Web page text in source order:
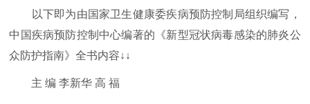
以下即为由国家卫生健康委疾病预防控制局组织编写，
中国疾病预防控制中心编著的《新型冠状病毒感染的肺炎公
众防护指南》全书内容↓↓
主 编 李新华 高 福